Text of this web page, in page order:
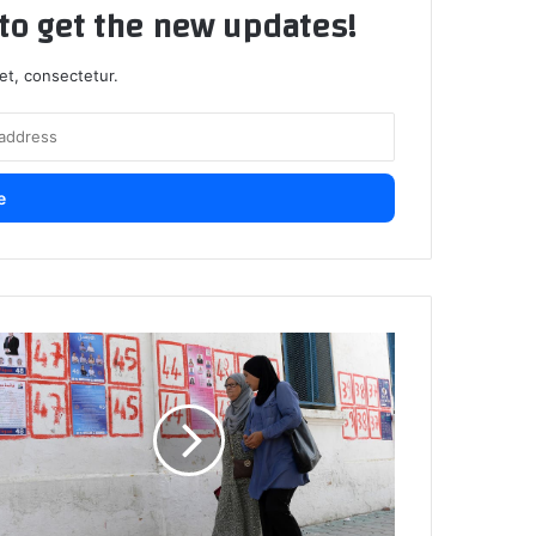
get the new updates!
consectetur.